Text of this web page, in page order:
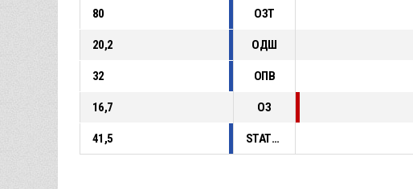
80 ОЗТ
20,2 ОДШ
32 ОПВ
16,7 ОЗ
41,5 STAT_TEAMMATCH_BASKETBALL_sPointsFastBreak_ABBREV